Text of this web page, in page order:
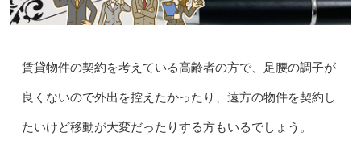
賃貸物件の契約を考えている高齢者の方で、足腰の調子が
良くないので外出を控えたかったり、遠方の物件を契約し
たいけど移動が大変だったりする方もいるでしょう。